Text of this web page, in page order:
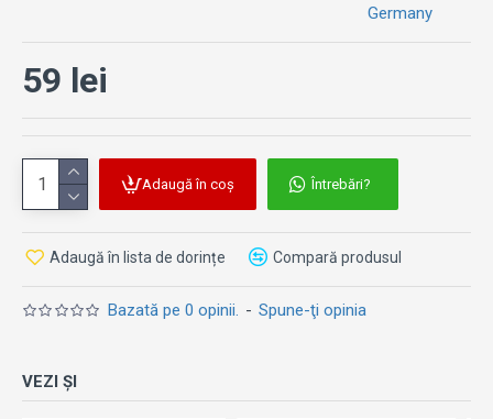
Germany
Bazată pe 0 opinii. - Spune-ţi opinia
59 lei
Adaugă în coș Întrebări?
Adaugă în lista de dorințe Compară produsul
VEZI ȘI